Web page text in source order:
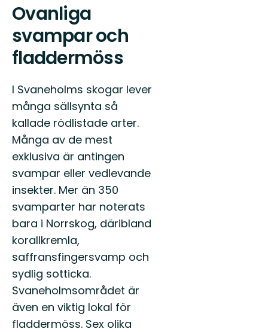
Ovanliga
svampar och
fladdermöss
I Svaneholms skogar lever
många sällsynta så
kallade rödlistade arter.
Många av de mest
exklusiva är antingen
svampar eller vedlevande
insekter. Mer än 350
svamparter har noterats
bara i Norrskog, däribland
korallkremla,
saffransfingersvamp och
sydlig sotticka.
Svaneholmsområdet är
även en viktig lokal för
fladdermöss. Sex olika